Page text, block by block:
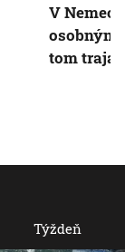
Týždeň
V
osobným
tom traja